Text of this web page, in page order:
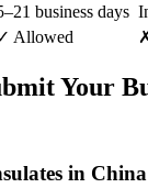
business days
Allowed
Your
in China